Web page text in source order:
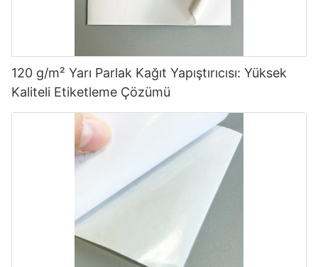
120 g/m² Yarı Parlak Kağıt Yapıştırıcısı: Yüksek
Kaliteli Etiketleme Çözümü